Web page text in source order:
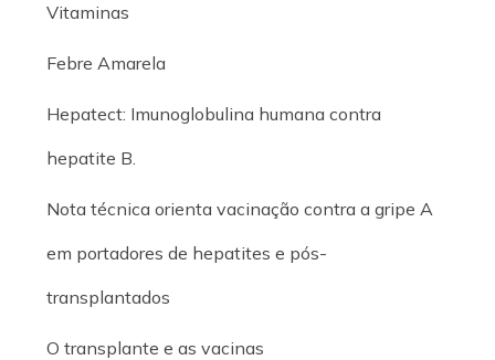
Vitaminas
Febre Amarela
Hepatect: Imunoglobulina humana contra
hepatite B.
Nota técnica orienta vacinação contra a gripe A
em portadores de hepatites e pós-
transplantados
O transplante e as vacinas